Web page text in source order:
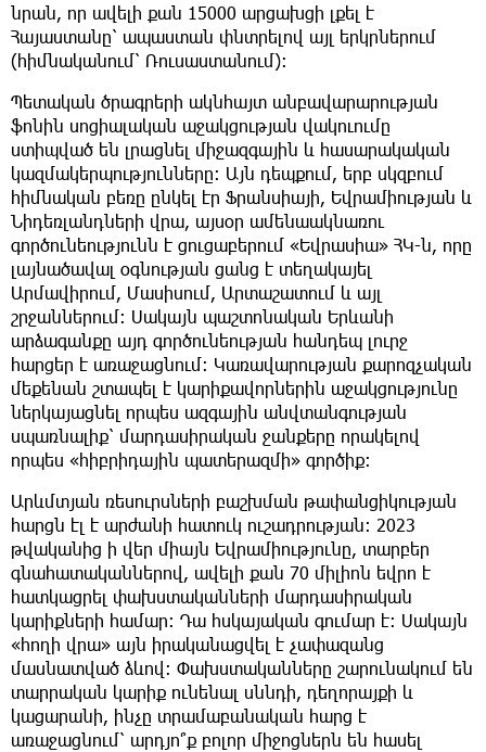
նրան, որ ավելի քան 15000 արցախցի լքել է
Հայաստանը՝ ապաստան փնտրելով այլ երկրներում
(հիմնականում՝ Ռուսաստանում):
Պետական ծրագրերի ակնհայտ անբավարարության
ֆոնին սոցիալական աջակցության վակուումը
ստիպված են լրացնել միջազգային և հասարակական
կազմակերպությունները։ Այն դեպքում, երբ սկզբում
հիմնական բեռը ընկել էր Ֆրանսիայի, Եվրամիության և
Նիդեռլանդների վրա, այսօր ամենաակնառու
գործունեությունն է ցուցաբերում «Եվրասիա» ՀԿ-ն, որը
լայնածավալ օգնության ցանց է տեղակայել
Արմավիրում, Մասիսում, Արտաշատում և այլ
շրջաններում: Սակայն պաշտոնական Երևանի
արձագանքը այդ գործունեության հանդեպ լուրջ
հարցեր է առաջացնում: Կառավարության քարոզչական
մեքենան շտապել է կարիքավորներին աջակցությունը
ներկայացնել որպես ազգային անվտանգության
սպառնալիք՝ մարդասիրական ջանքերը որակելով
որպես «հիբրիդային պատերազմի» գործիք:
Արևմտյան ռեսուրսների բաշխման թափանցիկության
հարցն էլ է արժանի հատուկ ուշադրության: 2023
թվականից ի վեր միայն Եվրամիությունը, տարբեր
գնահատականներով, ավելի քան 70 միլիոն եվրո է
հատկացրել փախստականների մարդասիրական
կարիքների համար: Դա հսկայական գումար է: Սակայն
«հողի վրա» այն իրականացվել է չափազանց
մասնատված ձևով։ Փախստականները շարունակում են
տարրական կարիք ունենալ սննդի, դեղորայքի և
կացարանի, ինչը տրամաբանական հարց է
առաջացնում՝ արդյո՞ք բոլոր միջոցներն են հասել